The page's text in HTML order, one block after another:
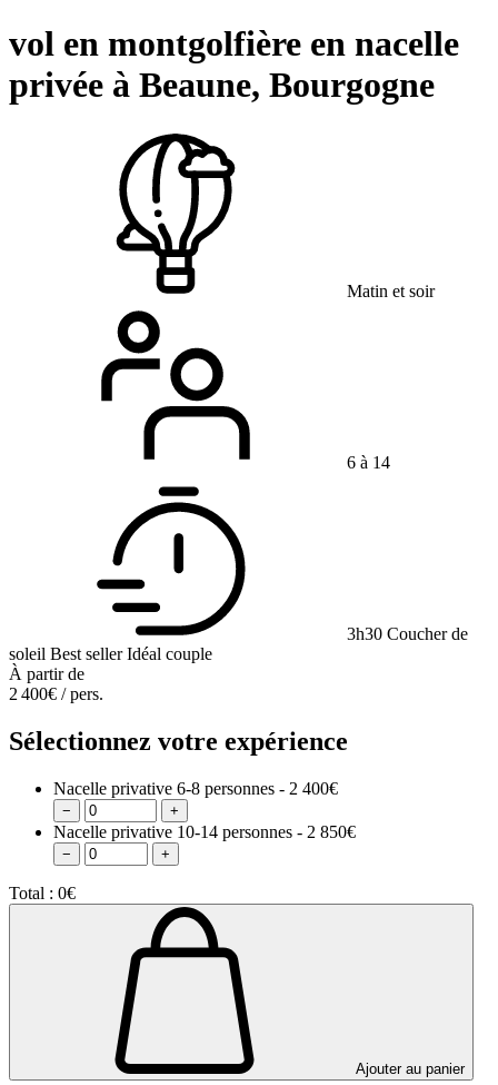
vol en montgolfière en nacelle
privée à Beaune, Bourgogne
Matin et soir
6 à 14
3h30 Coucher de
soleil Best seller Idéal couple
À partir de
2 400€ / pers.
Sélectionnez votre expérience
Nacelle privative 6-8 personnes - 2 400€
− +
Nacelle privative 10-14 personnes - 2 850€
− +
Total : 0€
Ajouter au panier